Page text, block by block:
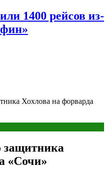
1400 рейсов из-
Хохлова на форварда
защитника
«Сочи»